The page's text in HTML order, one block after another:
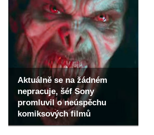
Aktuálně se na žádném
nepracuje, šéf Sony
promluvil o neúspěchu
komiksových filmů